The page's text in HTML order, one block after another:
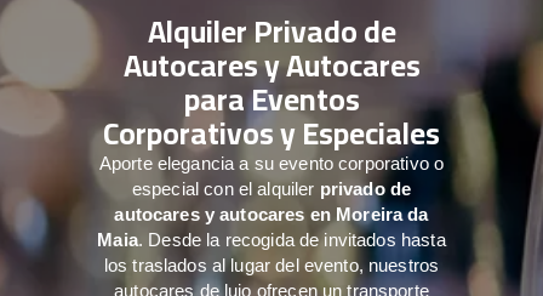
Alquiler Privado de
Autocares y Autocares
para Eventos
Corporativos y Especiales
Aporte elegancia a su evento corporativo o
especial con el alquiler privado de
autocares y autocares en Moreira da
Maia. Desde la recogida de invitados hasta
los traslados al lugar del evento, nuestros
autocares de lujo ofrecen un transporte